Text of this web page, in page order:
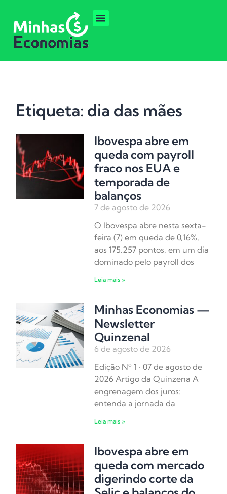
Etiqueta: dia das mães
Ibovespa abre em
queda com payroll
fraco nos EUA e
temporada de
balanços
7 de agosto de 2026
O Ibovespa abre nesta sexta-
feira (7) em queda de 0,16%,
aos 175.257 pontos, em um dia
dominado pelo payroll dos
Leia mais »
Minhas Economias —
Newsletter
Quinzenal
6 de agosto de 2026
Edição Nº 1 · 07 de agosto de
2026 Artigo da Quinzena A
engrenagem dos juros:
entenda a jornada da
Leia mais »
Ibovespa abre em
queda com mercado
digerindo corte da